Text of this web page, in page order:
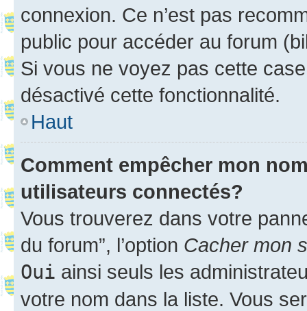
connexion. Ce n’est pas
public pour accéder au forum
Si vous ne voyez pas cette
désactivé cette fonctionnalité.
Haut
Comment empêcher mon
utilisateurs connectés?
Vous trouverez dans votre
du forum”, l’option Cacher mon
Oui ainsi seuls les
votre nom dans la liste. Vous